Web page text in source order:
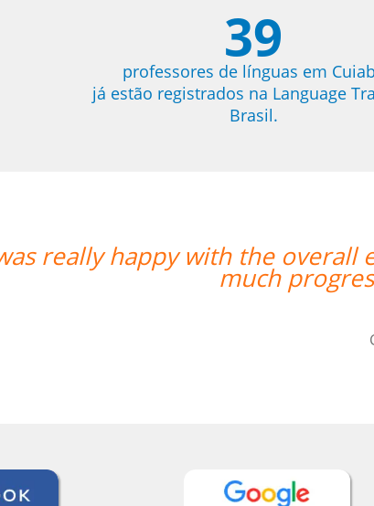
39
professores de línguas em
já estão registrados na Language
Brasil.
Aline was an amazing
with her. Thank you so much!””